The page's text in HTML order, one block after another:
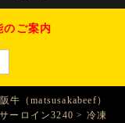
のご案内
牛（matsusakabeef）
サーロイン3240 冷凍